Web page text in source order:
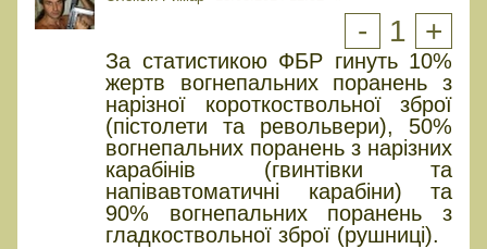
- 1 +
За статистикою ФБР гинуть 10%
жертв вогнепальних поранень з
нарізної короткоствольної зброї
(пістолети та револьвери), 50%
вогнепальних поранень з нарізних
карабінів (гвинтівки та
напівавтоматичні карабіни) та
90% вогнепальних поранень з
гладкоствольної зброї (рушниці).